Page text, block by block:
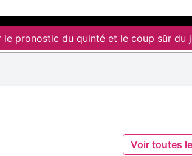
pronostic du quinté et le coup sûr du
Voir toutes